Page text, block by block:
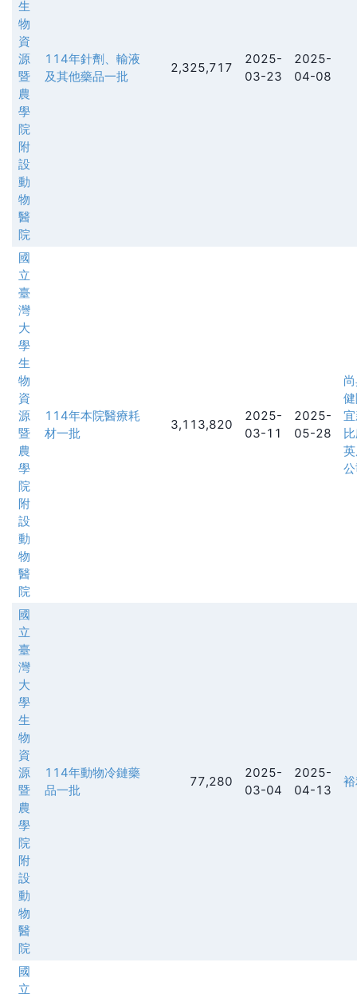
生
物
資
源
暨
農
學
院
附
設
動
物
醫
院
114年針劑、輸液
及其他藥品一批
2,325,717
2025-
03-23
2025-
04-08
國
立
臺
灣
大
學
生
物
資
源
暨
農
學
院
附
設
動
物
醫
院
114年本院醫療耗
材一批
3,113,820
2025-
03-11
2025-
05-28
國
立
臺
灣
大
學
生
物
資
源
暨
農
學
院
附
設
動
物
醫
院
114年動物冷鏈藥
品一批
77,280
2025-
03-04
2025-
04-13
國
立